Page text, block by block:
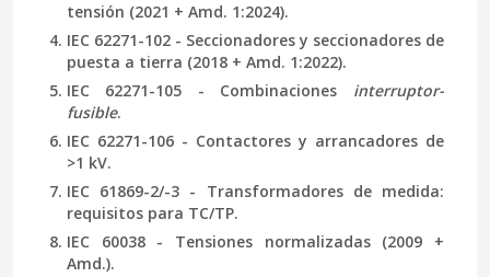
tensión (2021 + Amd. 1:2024).
IEC 62271-102- Seccionadores y seccionadores de
puesta a tierra (2018 + Amd. 1:2022).
IEC 62271-105 - Combinaciones interruptor-
fusible.
IEC 62271-106- Contactores y arrancadores de
>1 kV.
IEC 61869-2/-3 - Transformadores de medida:
requisitos para TC/TP.
IEC 60038- Tensiones normalizadas (2009 +
Amd.).